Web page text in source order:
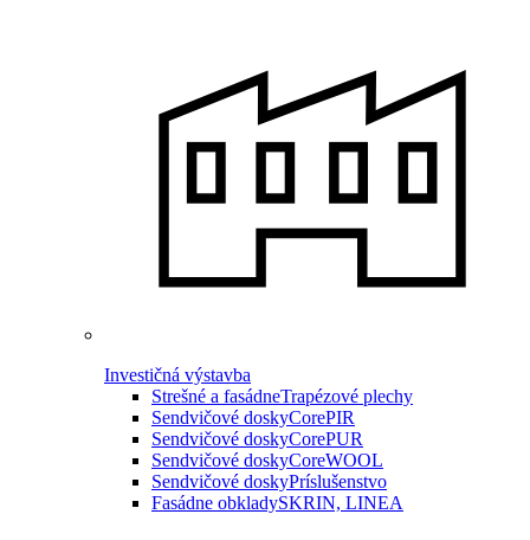
Investičná výstavba
Strešné a fasádneTrapézové plechy
Sendvičové doskyCorePIR
Sendvičové doskyCorePUR
Sendvičové doskyCoreWOOL
Sendvičové doskyPríslušenstvo
Fasádne obkladySKRIN, LINEA